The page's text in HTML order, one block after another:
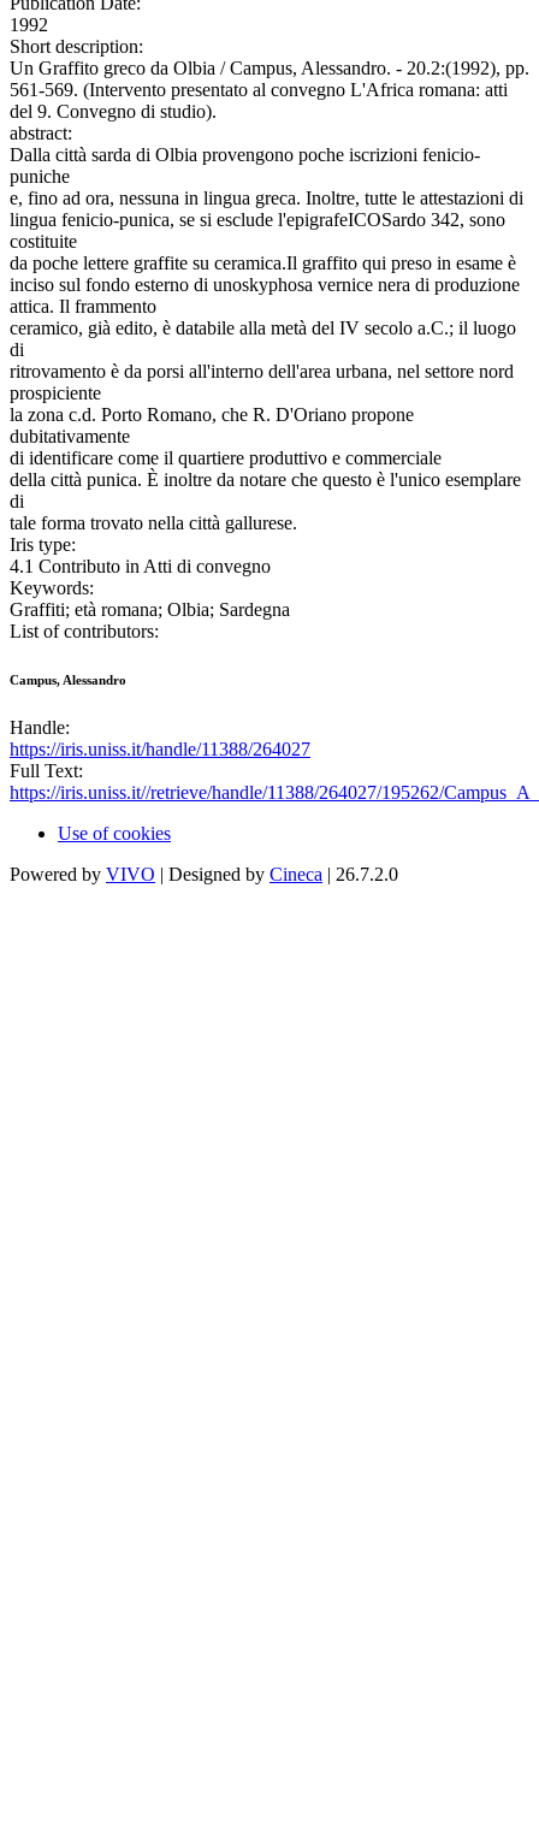
1992
Short description:
Un Graffito greco da Olbia / Campus, Alessandro. - 20.2:(1992), pp.
561-569. (Intervento presentato al convegno L'Africa romana: atti
del 9. Convegno di studio).
abstract:
Dalla città sarda di Olbia provengono poche iscrizioni fenicio-
puniche
e, fino ad ora, nessuna in lingua greca. Inoltre, tutte le attestazioni di
lingua fenicio-punica, se si esclude l'epigrafeICOSardo 342, sono
costituite
da poche lettere graffite su ceramica.Il graffito qui preso in esame è
inciso sul fondo esterno di unoskyphosa vernice nera di produzione
attica. Il frammento
ceramico, già edito, è databile alla metà del IV secolo a.C.; il luogo
di
ritrovamento è da porsi all'interno dell'area urbana, nel settore nord
prospiciente
la zona c.d. Porto Romano, che R. D'Oriano propone
dubitativamente
di identificare come il quartiere produttivo e commerciale
della città punica. È inoltre da notare che questo è l'unico esemplare
di
tale forma trovato nella città gallurese.
Iris type:
4.1 Contributo in Atti di convegno
Keywords:
Graffiti; età romana; Olbia; Sardegna
List of contributors:
Campus, Alessandro
Handle:
https://iris.uniss.it/handle/11388/264027
Full Text:
https://iris.uniss.it//retrieve/handle/11388/264027/195262/
Use of cookies
Powered by VIVO | Designed by Cineca | 26.7.2.0